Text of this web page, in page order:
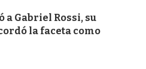
Gabriel Rossi, su
la faceta como